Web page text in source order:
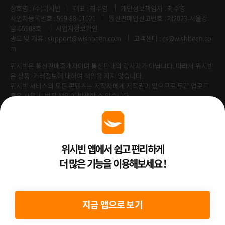
상호명 : (주)위시빈 대표 : 최주영
개인정보책임자 : 최주영
사업자등록번호 : 599-88-01021
통신판매업신고번호 : 제2023-서울강
남-05908호
사업자정보확인
광고 및 제휴 : support@wishbeen.com
고객센터 : cs@wishbeen.co
m
위시빈은 통신판매중개자이며 통신판매의 당사자가 아닙니다. 따라서 위시빈
은 상품·거래정보에 대하여 책임을 지지 않습니다.
위시빈 서비스의 모든 콘텐츠는 저작자에게 저작권이 있으므로 무단 업로드
혹은 사용 시 법적 책임이 발생할 수 있습니다.
Venture Enterprise위시빈 앱에서 쉽고 편리하게
더 많은 기능을 이용해보세요 !
지금 앱으로 보기